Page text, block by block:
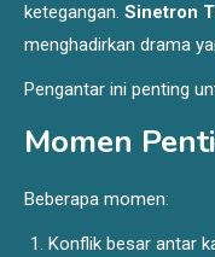
ketegangan. Sinetron
menghadirkan drama
Pengantar ini penting
Momen
Beberapa momen:
Konflik besar antar